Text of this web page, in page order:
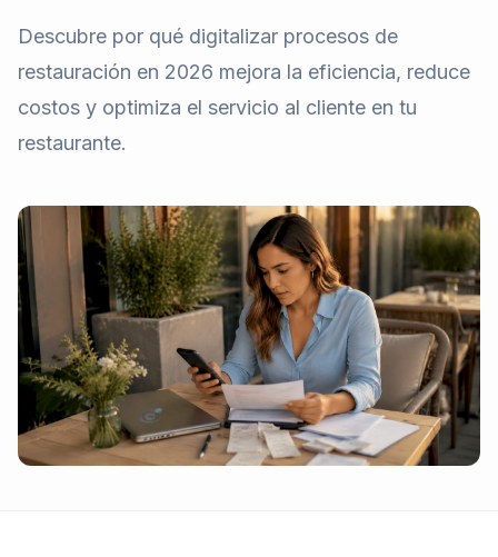
Descubre por qué digitalizar procesos de
restauración en 2026 mejora la eficiencia, reduce
costos y optimiza el servicio al cliente en tu
restaurante.